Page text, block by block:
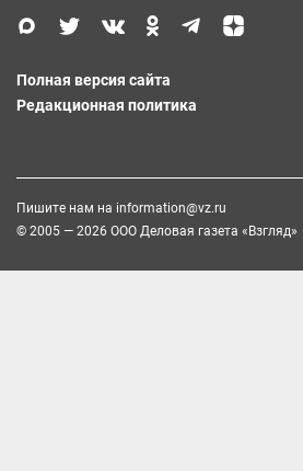
Полная версия сайта
Редакционная политика
Пишите нам на information@vz.ru
© 2005 — 2026 ООО Деловая газета «Взгляд»